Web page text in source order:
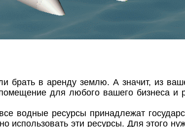
брать в аренду землю. А значит, из
для любого вашего бизнеса и
водные ресурсы принадлежат
эти ресурсы. Для этого